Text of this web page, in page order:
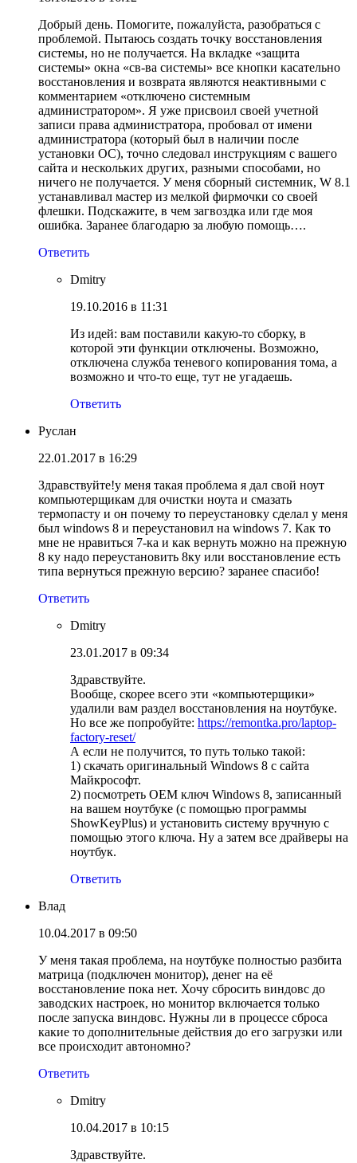
Добрый день. Помогите, пожалуйста, разобраться с
проблемой. Пытаюсь создать точку восстановления
системы, но не получается. На вкладке «защита
системы» окна «св-ва системы» все кнопки касательно
восстановления и возврата являются неактивными с
комментарием «отключено системным
администратором». Я уже присвоил своей учетной
записи права администратора, пробовал от имени
администратора (который был в наличии после
установки ОС), точно следовал инструкциям с вашего
сайта и нескольких других, разными способами, но
ничего не получается. У меня сборный системник, W 8.1
устанавливал мастер из мелкой фирмочки со своей
флешки. Подскажите, в чем загвоздка или где моя
ошибка. Заранее благодарю за любую помощь….
Ответить
Dmitry
19.10.2016 в 11:31
Из идей: вам поставили какую-то сборку, в
которой эти функции отключены. Возможно,
отключена служба теневого копирования тома, а
возможно и что-то еще, тут не угадаешь.
Ответить
Руслан
22.01.2017 в 16:29
Здравствуйте!у меня такая проблема я дал свой ноут
компьютерщикам для очистки ноута и смазать
термопасту и он почему то переустановку сделал у меня
был windows 8 и переустановил на windows 7. Как то
мне не нравиться 7-ка и как вернуть можно на прежную
8 ку надо переустановить 8ку или восстановление есть
типа вернуться прежную версию? заранее спасибо!
Ответить
Dmitry
23.01.2017 в 09:34
Здравствуйте.
Вообще, скорее всего эти «компьютерщики»
удалили вам раздел восстановления на ноутбуке.
Но все же попробуйте: https://remontka.pro/laptop-
factory-reset/
А если не получится, то путь только такой:
1) скачать оригинальный Windows 8 с сайта
Майкрософт.
2) посмотреть OEM ключ Windows 8, записанный
на вашем ноутбуке (с помощью программы
ShowKeyPlus) и установить систему вручную с
помощью этого ключа. Ну а затем все драйверы на
ноутбук.
Ответить
Влад
10.04.2017 в 09:50
У меня такая проблема, на ноутбуке полностью разбита
матрица (подключен монитор), денег на её
восстановление пока нет. Хочу сбросить виндовс до
заводских настроек, но монитор включается только
после запуска виндовс. Нужны ли в процессе сброса
какие то дополнительные действия до его загрузки или
все происходит автономно?
Ответить
Dmitry
10.04.2017 в 10:15
Здравствуйте.